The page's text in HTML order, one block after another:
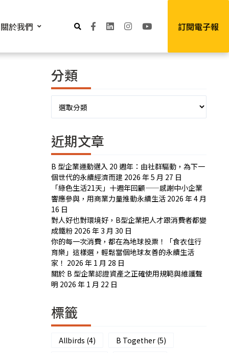
關於我們 訂閱電子報
分類
類
近期文章
B 型企業運動邁入 20 週年：由社群驅動，為下一
個世代的永續經濟而建 2026 年 5 月 27 日
「綠色生活21天」十週年回顧——感謝中小企業
響應參與，用商業力量推動永續生活 2026 年 4 月
16 日
對人好也對環境好，B型企業把人才跟消費者都變
成鐵粉 2026 年 3 月 30 日
你的每一次消費，都在為地球投票！「食衣住行
育樂」這樣選，輕鬆當個地球友善的永續生活
家！ 2026 年 1 月 28 日
關於 B 型企業認證資產之正確使用規範與維護聲
明 2026 年 1 月 22 日
標籤
Allbirds (4) B Together(5)